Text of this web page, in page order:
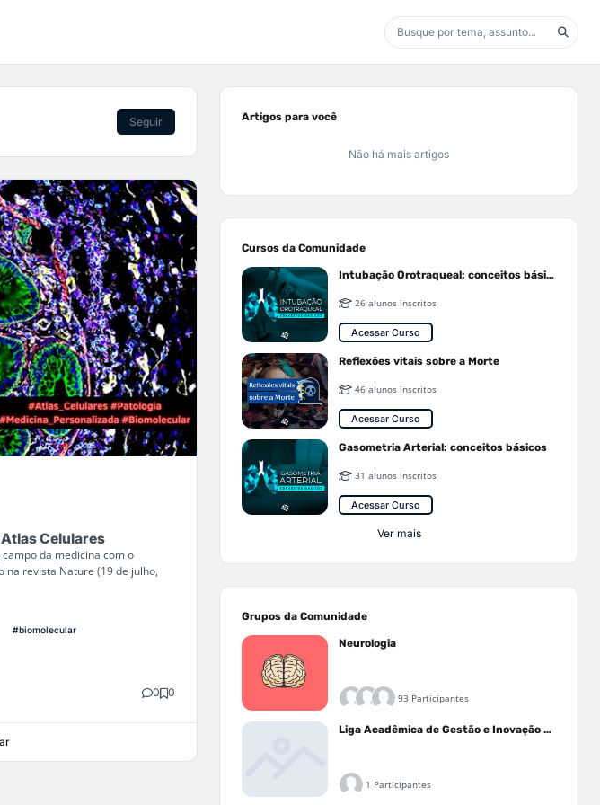
Seguir
Celulares
da medicina com o
na revista Nature (19 de julho,
#biomolecular
0 0
Artigos para você
Não há mais artigos
Cursos da Comunidade
Intubação Orotraqueal: conceitos básicos
26 alunos inscritos
Acessar Curso
Reflexões vitais sobre a Morte
46 alunos inscritos
Acessar Curso
Gasometria Arterial: conceitos básicos
31 alunos inscritos
Acessar Curso
Ver mais
Grupos da Comunidade
Neurologia
93 Participantes
Liga Acadêmica de Gestão e Inovação Médica - LAGIM
1 Participantes